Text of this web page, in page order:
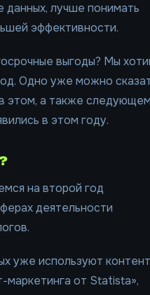
данных, лучше понимать
эффективности.
выгоды? Мы
Одно уже можно
этом, а также
в этом году.
на второй год
деятельности
уже используют
маркетинга от Statista»,